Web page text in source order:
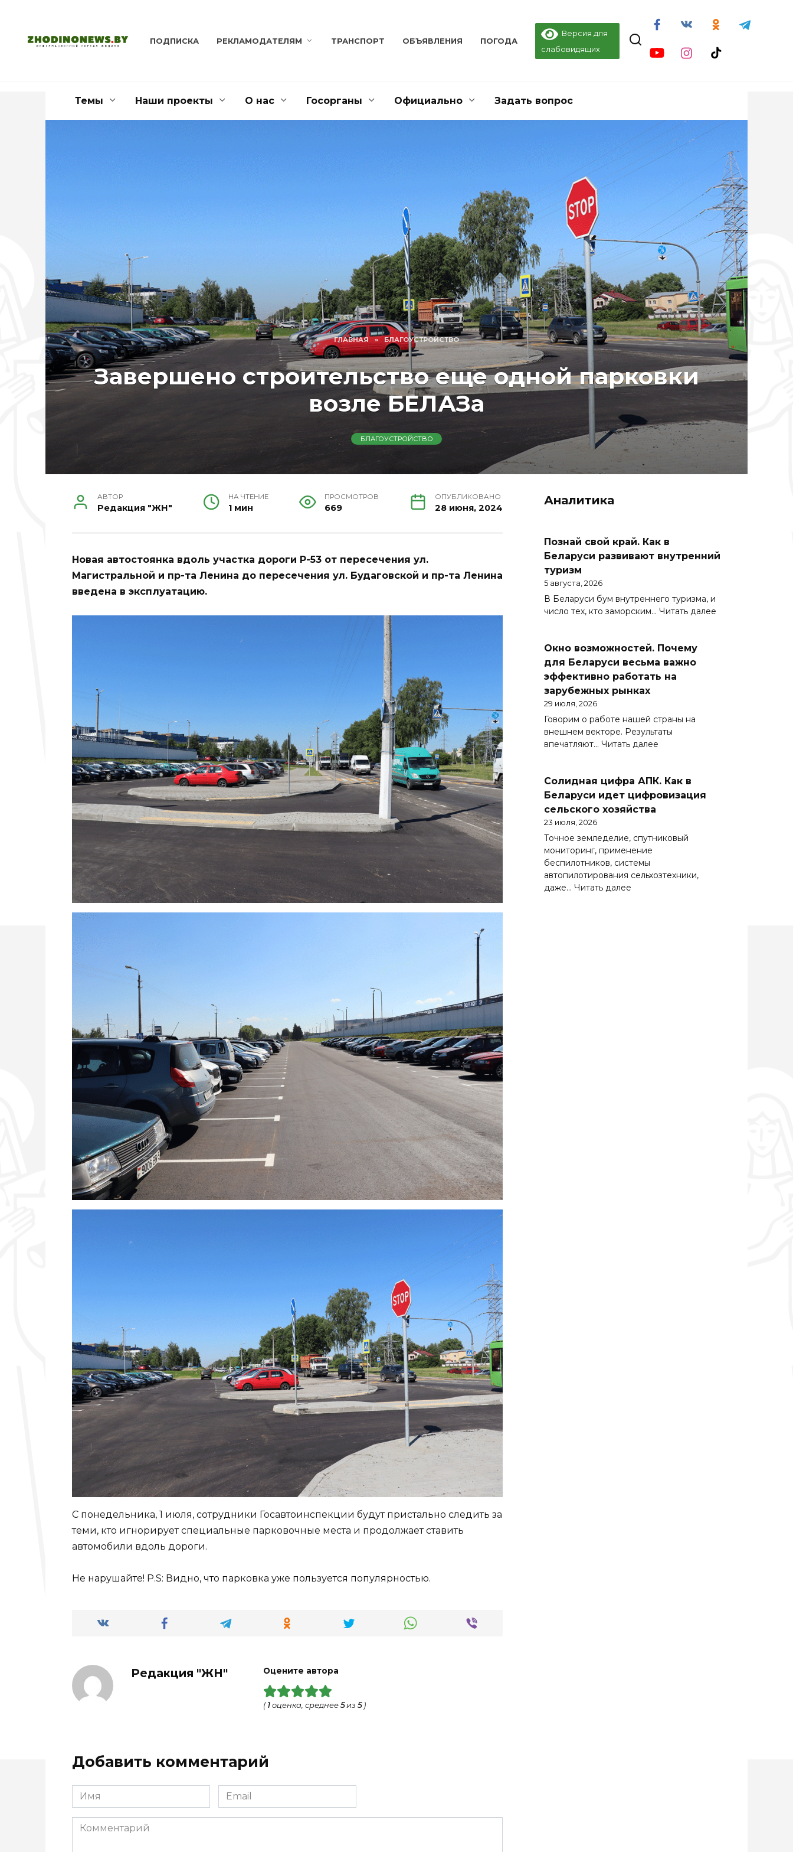
содержанию
ПОДПИСКА РЕКЛАМОДАТЕЛЯМ ТРАНСПОРТ ОБЪЯВЛЕНИЯ ПОГОДА
Версия для
слабовидящих
Темы Наши проекты О нас Госорганы Официально Задать вопрос
ГЛАВНАЯ » БЛАГОУСТРОЙСТВО
Завершено строительство еще одной парковки
возле БЕЛАЗа
БЛАГОУСТРОЙСТВО
АВТОР
Редакция "ЖН"
НА ЧТЕНИЕ
1 мин
ПРОСМОТРОВ
669
ОПУБЛИКОВАНО
28 июня, 2024
Новая автостоянка вдоль участка дороги Р-53 от пересечения ул.
Магистральной и пр-та Ленина до пересечения ул. Будаговской и пр-та Ленина
введена в эксплуатацию.
С понедельника, 1 июля, сотрудники Госавтоинспекции будут пристально следить за
теми, кто игнорирует специальные парковочные места и продолжает ставить
автомобили вдоль дороги.
Не нарушайте! P.S: Видно, что парковка уже пользуется популярностью.
Редакция "ЖН" Оцените автора
( 1 оценка, среднее 5из 5)
Добавить комментарий
Имя
*
Email
*
Комментарий
Аналитика
Познай свой край. Как в
Беларуси развивают внутренний
туризм
5 августа, 2026
В Беларуси бум внутреннего туризма, и
число тех, кто заморским… Читать далее
Окно возможностей. Почему
для Беларуси весьма важно
эффективно работать на
зарубежных рынках
29 июля, 2026
Говорим о работе нашей страны на
внешнем векторе. Результаты
впечатляют… Читать далее
Почему
для
эффективно
зарубежных
Солидная цифра АПК. Как в
Беларуси идет цифровизация
сельского хозяйства
23 июля, 2026
Точное земледелие, спутниковый
мониторинг, применение
беспилотников, системы
автопилотирования сельхозтехники,
даже… Читать далее